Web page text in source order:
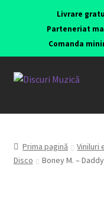
Livrare
Parteneriat
Comanda
Viniluri ediții originale
CD-uri originale
Prima pagină Viniluri
Disco
Boney M. –